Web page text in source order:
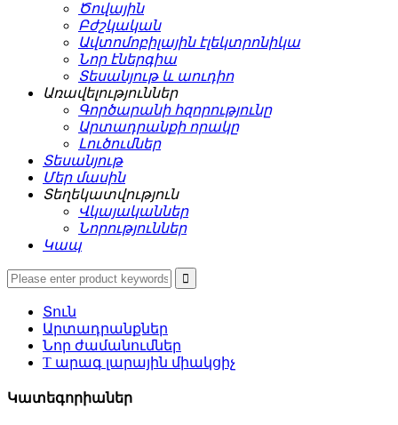
Ծովային
Բժշկական
Ավտոմոբիլային էլեկտրոնիկա
Նոր էներգիա
Տեսանյութ և աուդիո
Առավելություններ
Գործարանի հզորությունը
Արտադրանքի որակը
Լուծումներ
Տեսանյութ
Մեր մասին
Տեղեկատվություն
Վկայականներ
Նորություններ
Կապ
Տուն
Արտադրանքներ
Նոր ժամանումներ
T արագ լարային միակցիչ
Կատեգորիաներ